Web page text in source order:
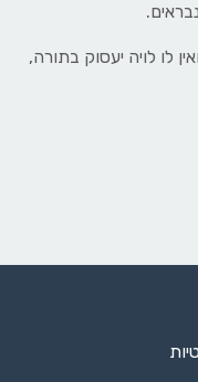
לו לויה יעסוק בתורה,